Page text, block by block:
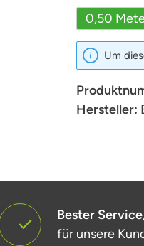
0,50
Um
Hersteller:
Bester
für unsere